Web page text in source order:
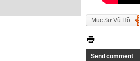
Muc Sư Vũ Hồ
Send comment